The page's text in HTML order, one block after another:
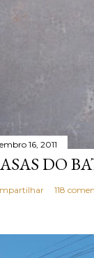
16, 2011
DO
118